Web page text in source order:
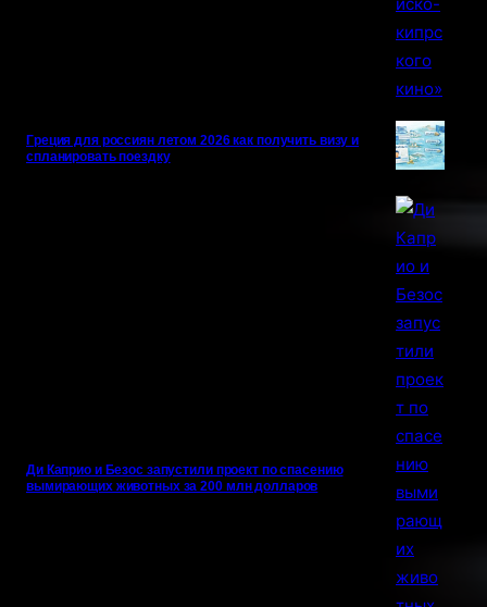
Греция для россиян летом 2026 как получить визу и
спланировать поездку
Ди Каприо и Безос запустили проект по спасению
вымирающих животных за 200 млн долларов